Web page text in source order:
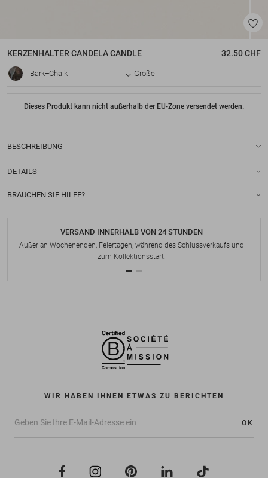
KERZENHALTERCANDELA CANDLE 32.50 CHF
Bark+Chalk Größe
Dieses Produkt kann nicht außerhalb der EU-Zone versendet werden.
BESCHREIBUNG
DETAILS
BRAUCHEN SIE HILFE?
VERSAND INNERHALB VON 24 STUNDEN
Außer an Wochenenden, Feiertagen, während des Schlussverkaufs und
zum Kollektionsstart.
WIR HABEN IHNEN ETWAS ZU BERICHTEN
OK